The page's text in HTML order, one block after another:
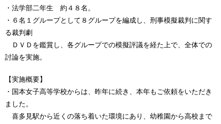
・法学部二年生 約４８名。
・６名１グループとして８グループを編成し、刑事模擬裁判に関す
る裁判劇
ＤＶＤを鑑賞し、各グループでの模擬評議を経た上で、全体での
討論を実施。
【実施概要】
・国本女子高等学校からは、昨年に続き、本年もご依頼をいただき
ました。
喜多見駅から近くの落ち着いた環境にあり、幼稚園から高校まで